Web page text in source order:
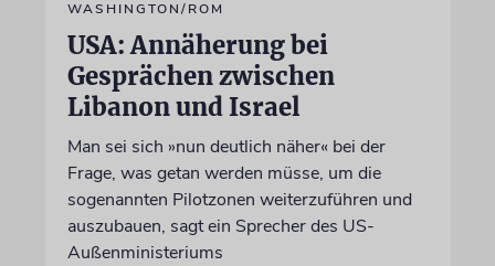
WASHINGTON/ROM
USA: Annäherung bei
Gesprächen zwischen
Libanon und Israel
Man sei sich »nun deutlich näher« bei der
Frage, was getan werden müsse, um die
sogenannten Pilotzonen weiterzuführen und
auszubauen, sagt ein Sprecher des US-
Außenministeriums